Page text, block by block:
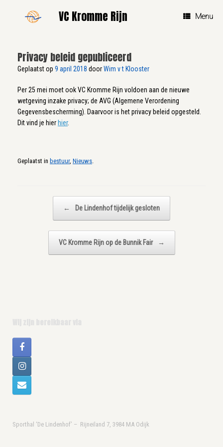
VC Kromme Rijn Menu
Privacy beleid gepubliceerd
Geplaatst op 9 april 2018 doorWim v t Klooster
Per 25 mei moet ook VC Kromme Rijn voldoen aan de nieuwe
wetgeving inzake privacy; de AVG (Algemene Verordening
Gegevensbescherming). Daarvoor is het privacy beleid opgesteld.
Dit vind je hier hier.
Geplaatst in bestuur, Nieuws
← De Lindenhof tijdelijk gesloten
VC Kromme Rijn op de Bunnik Fair →
Sporthal ‘De Lindenhof’ – Rijneiland 7, 3984 MA Odijk